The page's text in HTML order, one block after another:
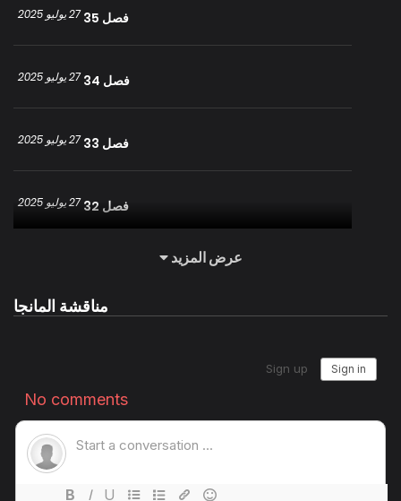
فصل 35 27 يوليو 2025
فصل 34 27 يوليو 2025
فصل 33 27 يوليو 2025
فصل 32 27 يوليو 2025
فصل 29
27 يوليو 2025
عرض المزيد
مناقشة المانجا